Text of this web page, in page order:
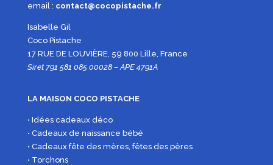
email : contact@cocopistache.fr
Isabelle Gil
Coco Pistache
17 RUE DE LOUVIÈRE, 59 800 Lille, France
Siret 791 581 085 00028 – APE 4791A
LA MAISON COCO PISTACHE
• Idées cadeaux déco
• Cadeaux de naissance bébé
• Cadeaux fête des mères, fêtes des pères
• Torchons